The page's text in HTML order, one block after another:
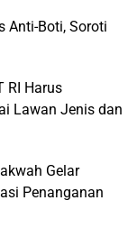
Anti-Boti, Soroti
RI Harus
Lawan Jenis dan
Gelar
Penanganan